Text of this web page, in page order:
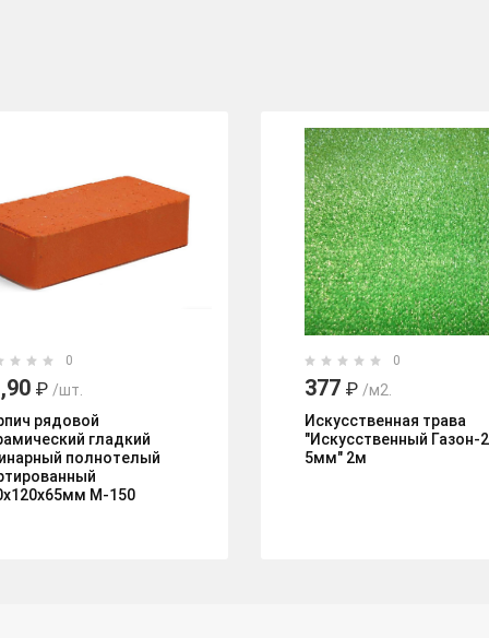
0
₽ /шт.
рядовой
гладкий
полнотелый
М-150
0
377 ₽ /м2.
Искусственная трава
"Искусственный Газон-
5мм" 2м